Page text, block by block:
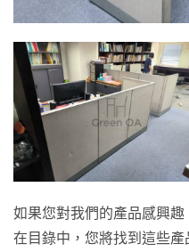
如果您對我們的產品感興
在目錄中，您將找到這些